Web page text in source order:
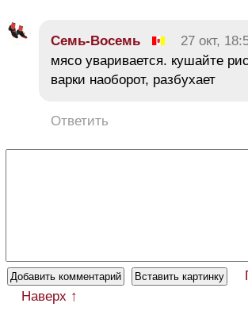
Семь-Восемь 27 окт,
мясо уваривается. кушайте
варки наоборот, разбухает
Ответить
Наверх ↑